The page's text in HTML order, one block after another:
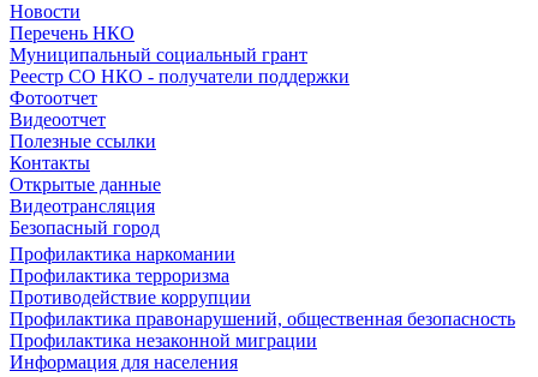
Новости
Перечень НКО
Муниципальный социальный грант
Реестр СО НКО - получатели поддержки
Фотоотчет
Видеоотчет
Полезные ссылки
Контакты
Открытые данные
Видеотрансляция
Безопасный город
Профилактика наркомании
Профилактика терроризма
Противодействие коррупции
Профилактика правонарушений, общественная безопасность
Профилактика незаконной миграции
Информация для населения